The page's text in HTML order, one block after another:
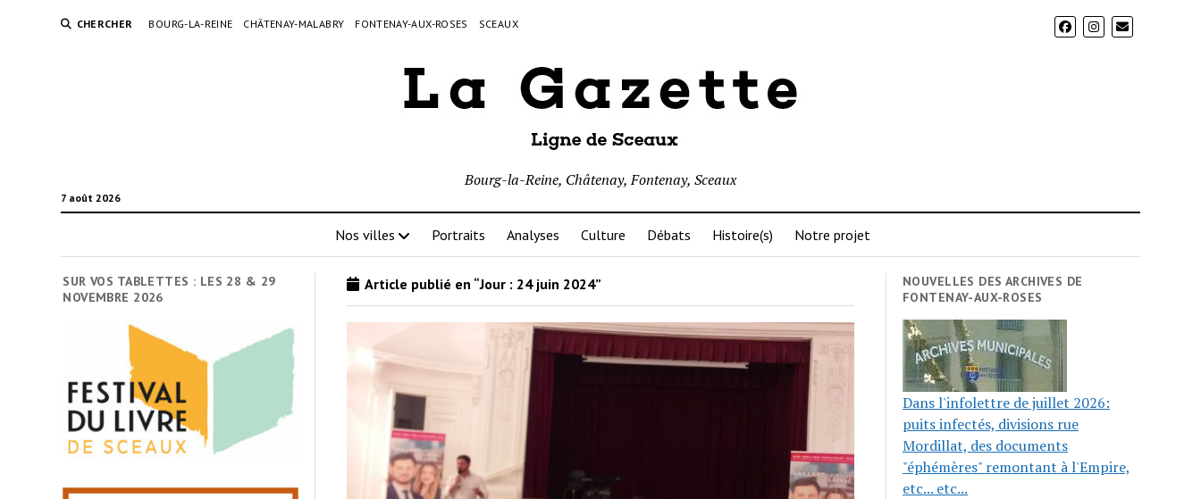
CHERCHER BOURG-LA-REINE CHÂTENAY-MALABRY FONTENAY-AUX-ROSES SCEAUX
7 août 2026
Bourg-la-Reine, Châtenay, Fontenay, Sceaux
Nos villes Portraits Analyses Culture Débats Histoire(s) Notre projet
SUR VOS TABLETTES : LES 28 & 29
NOVEMBRE 2026
Article publié en “Jour : 24 juin 2024”
NOUVELLES DES ARCHIVES DE
FONTENAY-AUX-ROSES
Dans l'infolettre de juillet 2026:
puits infectés, divisions rue
Mordillat, des documents
"éphémères" remontant à l'Empire,
etc... etc...